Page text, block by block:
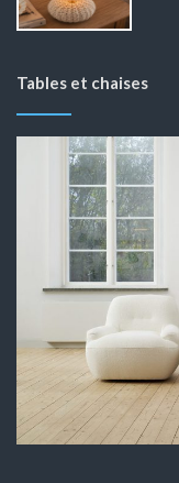
Tables et chaises